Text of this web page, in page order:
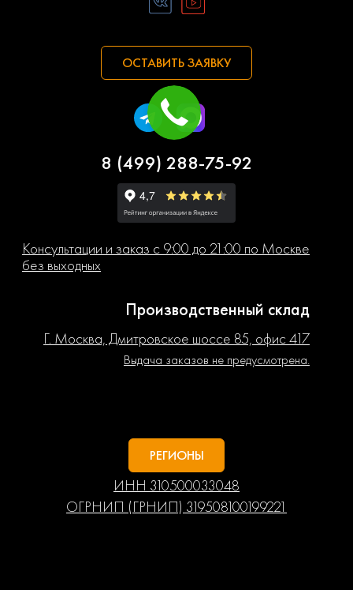
ОСТАВИТЬ ЗАЯВКУ
8 (499) 288-75-92
Консультации и заказ с 9:00 до 21:00 по Москве
без выходных
Производственный склад
Г. Москва, Дмитровское шоссе 85, офис 417
Выдача заказов не предусмотрена.
РЕГИОНЫ
ИНН 310500033048
ОГРНИП (ГРНИП) 319508100199221